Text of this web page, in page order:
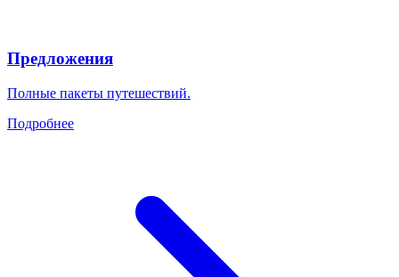
Предложения
Полные пакеты путешествий.
Подробнее